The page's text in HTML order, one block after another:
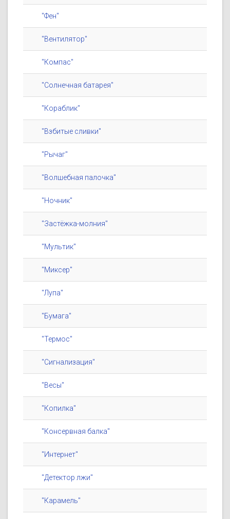
"Фен"
"Вентилятор"
"Компас"
"Солнечная батарея"
"Кораблик"
"Взбитые сливки"
"Рычаг"
"Волшебная палочка"
"Ночник"
"Застёжка-молния"
"Мультик"
"Миксер"
"Лупа"
"Бумага"
"Термос"
"Сигнализация"
"Весы"
"Копилка"
"Консервная балка"
"Интернет"
"Детектор лжи"
"Карамель"